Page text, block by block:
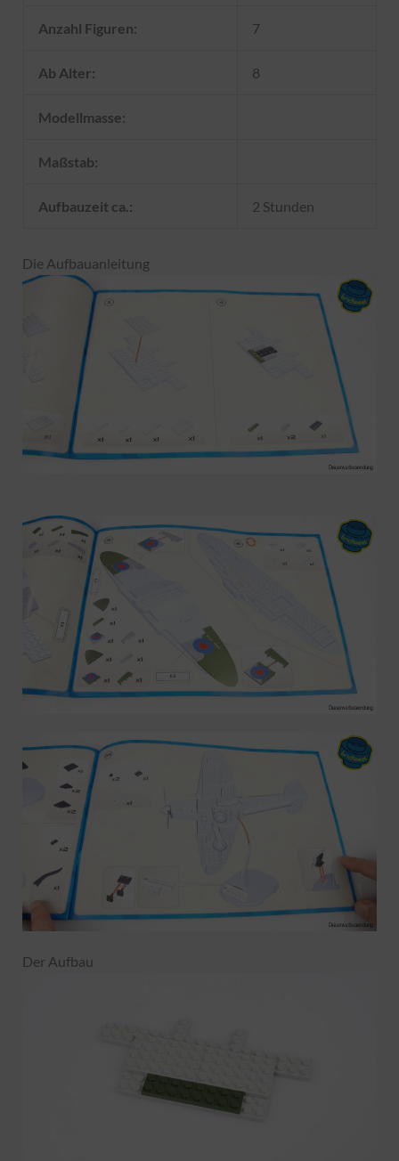
Anzahl Figuren: 7
Ab Alter: 8
Modellmasse:
Maßstab:
Aufbauzeit ca.: 2 Stunden
Die Aufbauanleitung
Der Aufbau